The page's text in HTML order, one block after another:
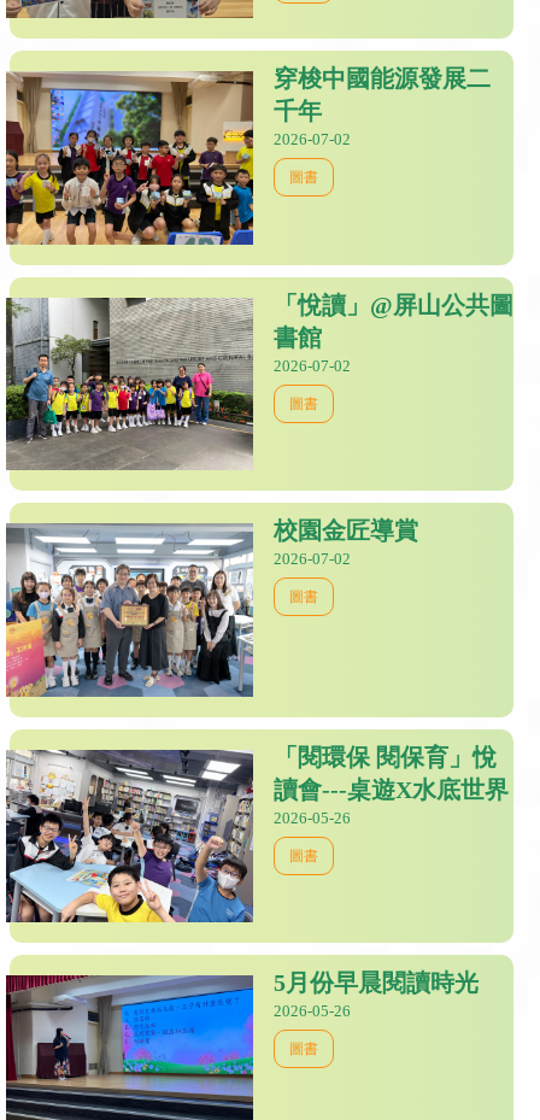
穿梭中國能源發展二
千年
2026-07-02
圖書
「悅讀」@屏山公共圖
書館
2026-07-02
圖書
校園金匠導賞
2026-07-02
圖書
「閱環保 閱保育」悅
讀會---桌遊X水底世界
2026-05-26
圖書
5月份早晨閱讀時光
2026-05-26
圖書